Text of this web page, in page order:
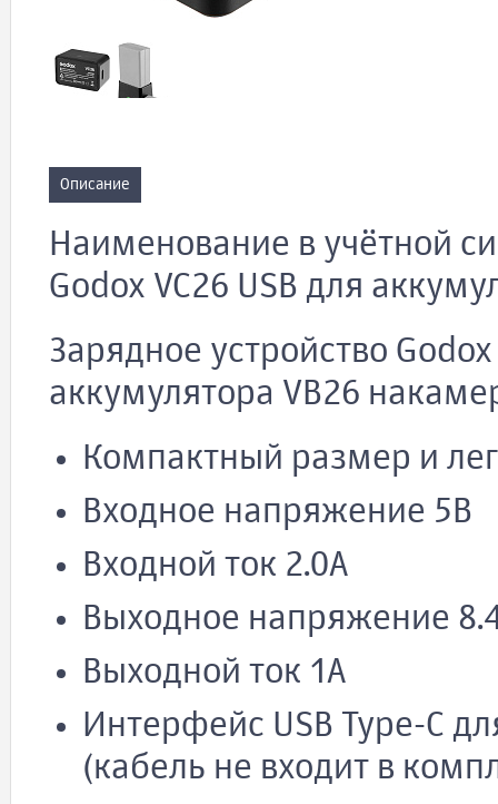
Описание
Наименование в учётной
Godox VC26 USB для
Зарядное устройство
аккумулятора VB26
Компактный размер и
Входное напряжение 5В
Входной ток 2.0А
Выходное напряжение
Выходной ток 1A
Интерфейс USB Type-C
(кабель не входит в